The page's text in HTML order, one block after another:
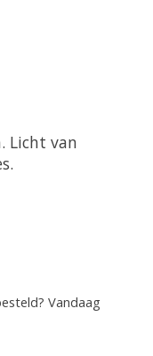
Licht van
Vandaag